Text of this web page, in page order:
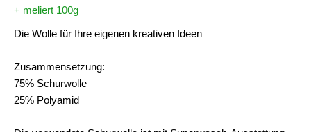
+ meliert 100g
Die Wolle für Ihre eigenen kreativen Ideen
Zusammensetzung:
75% Schurwolle
25% Polyamid